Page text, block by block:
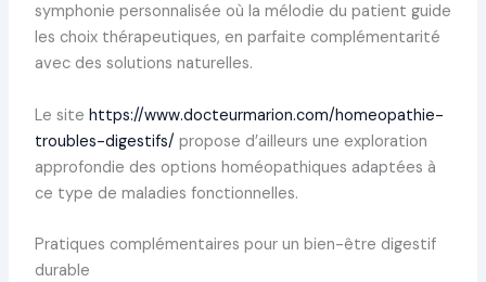
symphonie personnalisée où la mélodie du patient guide
les choix thérapeutiques, en parfaite complémentarité
avec des solutions naturelles.
Le site https://www.docteurmarion.com/homeopathie-
troubles-digestifs/ propose d’ailleurs une exploration
approfondie des options homéopathiques adaptées à
ce type de maladies fonctionnelles.
Pratiques complémentaires pour un bien-être digestif
durable